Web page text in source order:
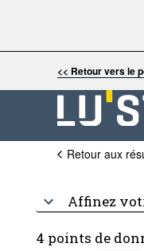
<< Retour vers le
Retour aux
Affinez
4 points de